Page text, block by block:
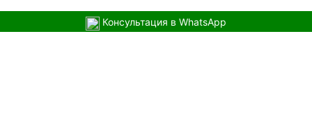
Консультация в WhatsApp